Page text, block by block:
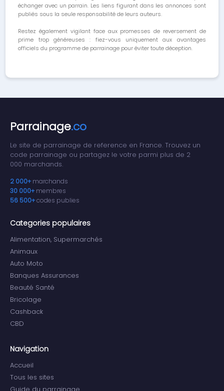
échanger avec un parrain. Les liens figurant dans les annonces sont
publiés sous la seule responsabilité de leurs auteurs.
Restez également vigilant face aux promesses de reversement de
prime trop généreuses : fiez-vous uniquement aux avantages
officiels du programme de parrainage pour éviter toute déception.
Parrainage.co
Le site de parrainage de reference en France. Trouvez un
code parrainage ou partagez le votre parmi plus de 2
000 marchands.
2 000+ marchands
30 000+ membres
56 500+codes publies
Categories populaires
Alimentation, Supermarchés
Animaux
Auto Moto
Banques Assurances
Beauté Santé
Bricolage
Cashback
CBD
Navigation
Accueil
Tous les sites